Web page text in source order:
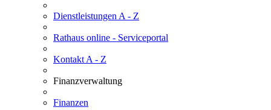
Dienstleistungen A - Z
Rathaus online - Serviceportal
Kontakt A - Z
Finanzverwaltung
Finanzen